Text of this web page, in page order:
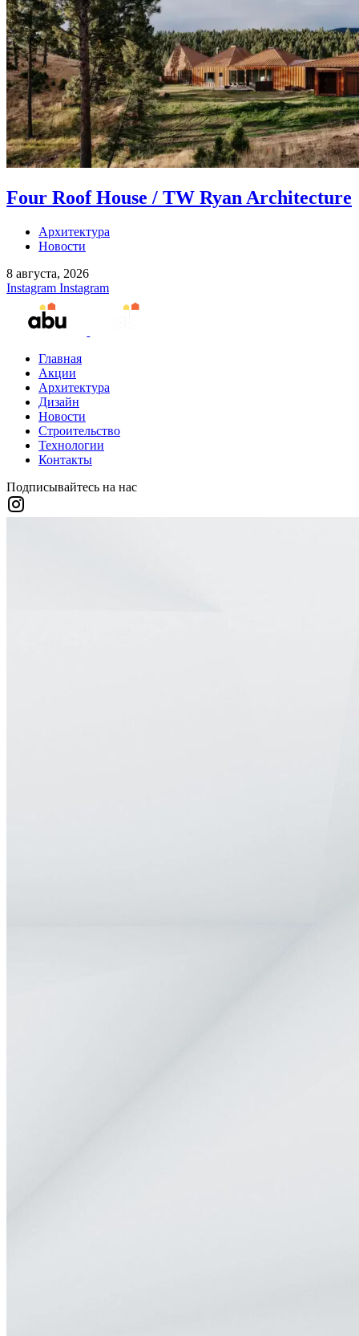
Four Roof House / TW Ryan Architecture
Архитектура
Новости
8 августа, 2026
Instagram Instagram
Главная
Акции
Архитектура
Дизайн
Новости
Строительство
Технологии
Контакты
Подписывайтесь на нас